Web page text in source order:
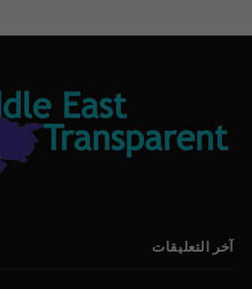
آخر التعليقات